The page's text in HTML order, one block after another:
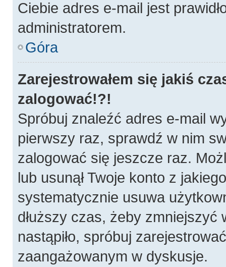
Ciebie adres e-mail jest
administratorem.
Góra
Zarejestrowałem się jakiś
zalogować!?!
Spróbuj znaleźć adres e-mail
pierwszy raz, sprawdź w nim
zalogować się jeszcze raz.
lub usunął Twoje konto z
systematycznie usuwa
dłuższy czas, żeby
nastąpiło, spróbuj
zaangażowanym w dyskusje.